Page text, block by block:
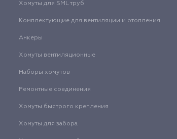
Хомуты для SML труб
Комплектующие для вентиляции и отопления
Анкеры
Хомуты вентиляционные
Наборы хомутов
Ремонтные соединения
Хомуты быстрого крепления
Хомуты для забора